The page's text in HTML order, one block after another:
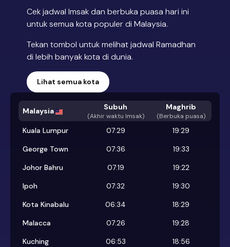
Cek jadwal Imsak dan berbuka puasa hari ini
untuk semua kota populer di Malaysia.
Tekan tombol untuk melihat jadwal Ramadhan
di lebih banyak kota di dunia.
Lihat semua kota
Malaysia Subuh
(Akhir waktu Imsak)
Maghrib
(Berbuka puasa)
Kuala Lumpur 07:29
19:29
George Town
07:36
19:33
Johor Bahru
07:19
19:22
Ipoh
07:32
19:30
Kota Kinabalu
06:34
18:29
Malacca
07:26
19:28
Kuching
06:53
18:56